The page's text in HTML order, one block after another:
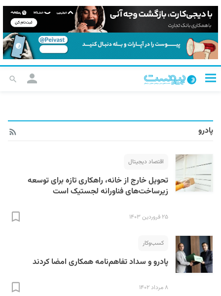
پادرو
اقتصاد دیجیتال
تحویل خارج از خانه، راهکاری تازه برای توسعه
زیرساخت‌های فناورانه لجستیک است
۲۵ فروردین ۱۴۰۳
کسب‌و‌کار
پادرو و سداد تفاهم‌نامه همکاری امضا کردند
۸ مرداد ۱۴۰۲